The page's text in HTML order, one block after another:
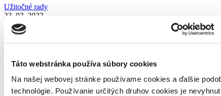
Táto webstránka používa súbory cookies
Na našej webovej stránke používame cookies a ďalšie
technológie. Používanie určitých druhov cookies je
Užitočné rady
23. 03. 2023
Spoznajte užitočné tipy, ako šetriť batériu na telefóne a tým pádom
ušetriť aj na energiách.
Udržateľné cestovanie
Užitočné rady